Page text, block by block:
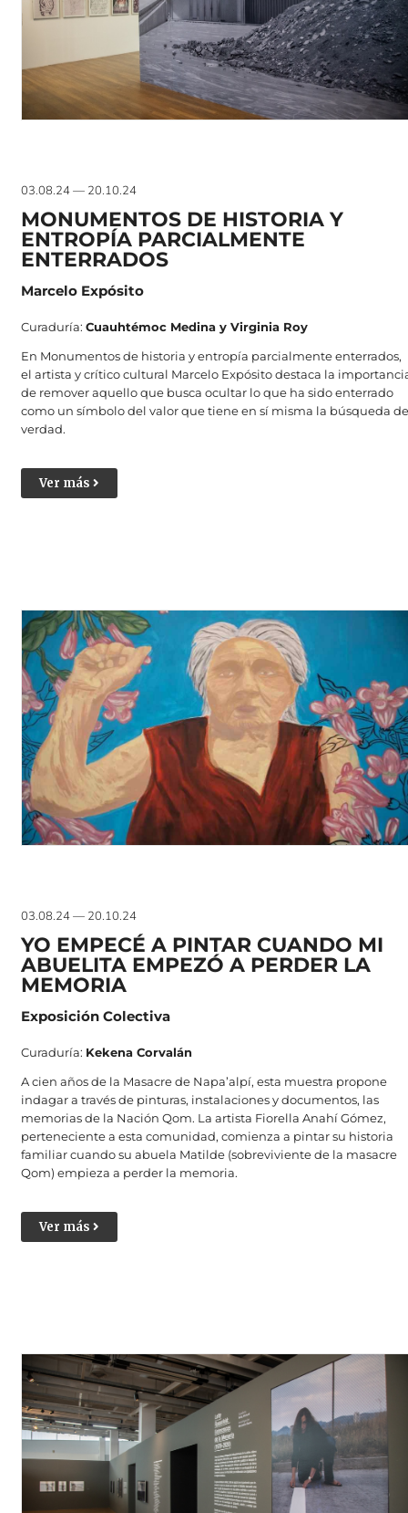
03.08.24 — 20.10.24
MONUMENTOS DE HISTORIA Y
ENTROPÍA PARCIALMENTE
ENTERRADOS
Marcelo Expósito
Curaduría: Cuauhtémoc Medina y Virginia Roy
En Monumentos de historia y entropía parcialmente enterrados,
el artista y crítico cultural Marcelo Expósito destaca la
de remover aquello que busca ocultar lo que ha sido enterrado
como un símbolo del valor que tiene en sí misma la búsqueda de
verdad.
Ver más
03.08.24 — 20.10.24
YO EMPECÉ A PINTAR CUANDO MI
ABUELITA EMPEZÓ A PERDER LA
MEMORIA
Exposición Colectiva
Curaduría: Kekena Corvalán
A cien años de la Masacre de Napa’alpí, esta muestra propone
indagar a través de pinturas, instalaciones y documentos, las
memorias de la Nación Qom. La artista Fiorella Anahí Gómez,
perteneciente a esta comunidad, comienza a pintar su historia
familiar cuando su abuela Matilde (sobreviviente de la masacre
Qom) empieza a perder la memoria.
Ver más